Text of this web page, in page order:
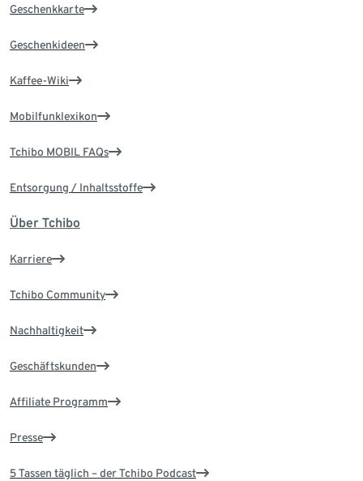
Geschenkkarte
Geschenkideen
Kaffee-Wiki
Mobilfunklexikon
Tchibo MOBIL FAQs
Entsorgung / Inhaltsstoffe
Über Tchibo
Karriere
Tchibo Community
Nachhaltigkeit
Geschäftskunden
Affiliate Programm
Presse
5 Tassen täglich – der Tchibo Podcast